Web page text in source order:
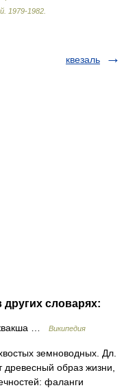
1979-1982
квезаль
словарях:
… Википедия
земноводных. Дл.
образ жизни,
фаланги